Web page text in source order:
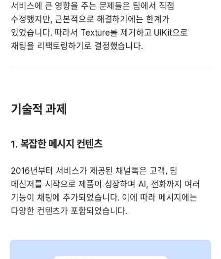
서비스에 큰 영향을 주는 문제들은 팀에서 직접
수정했지만, 근본적으로 해결하기에는 한계가
있었습니다. 따라서 Texture를 제거하고 UIKit으로
채팅을 리팩토링하기로 결정했습니다.
기술적 과제
1. 복잡한 메시지 컨텐츠
2016년부터 서비스가 제공된 채널톡은 고객, 팀
메신저를 시작으로 제품이 성장하며 AI, 전화까지 여러
기능이 채팅에 추가되었습니다. 이에 따라 메시지에는
다양한 컨텐츠가 포함되었습니다.